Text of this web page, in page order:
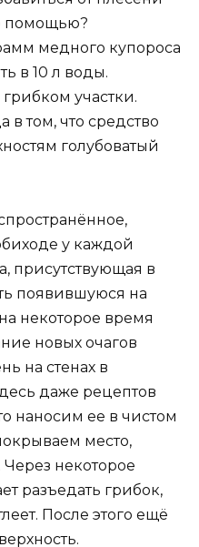
помощью?
медного купороса
в 10 л воды.
участки.
в том, что средство
голубоватый
у каждой
присутствующая в
появившуюся на
некоторое время
новых очагов
на стенах в
даже рецептов
наносим ее в чистом
место,
Через некоторое
разъедать грибок,
После этого ещё